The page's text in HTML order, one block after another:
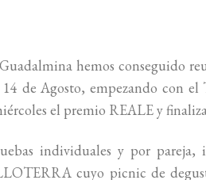
hemos conseguido
de Agosto, empezando con
el premio REALE y
individuales y por
cuyo picnic de